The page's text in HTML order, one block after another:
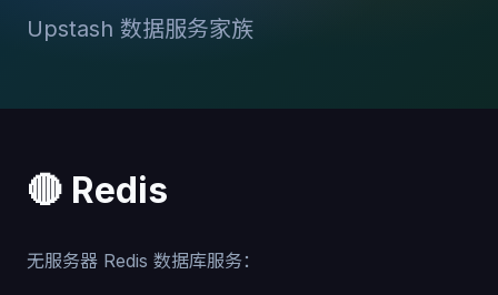
Upstash 数据服务家族
🔴 Redis
无服务器 Redis 数据库服务：